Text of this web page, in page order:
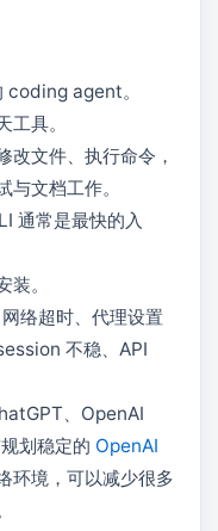
coding agent。
具。
改文件、执行命令，
文档工作。
通常是最快的入
。
络超时、代理设置
不稳、API
、OpenAI
划稳定的 OpenAI
环境，可以减少很多